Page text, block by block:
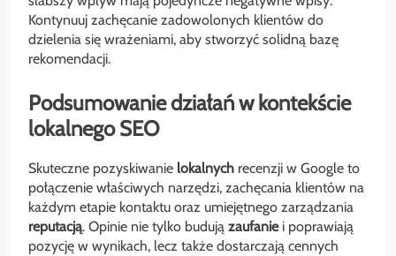
Kontynuuj zachęcanie zadowolonych klientów do
dzielenia się wrażeniami, aby stworzyć solidną bazę
rekomendacji.
Podsumowanie działań w kontekście
lokalnego SEO
Skuteczne pozyskiwanie lokalnych recenzji w Google to
połączenie właściwych narzędzi, zachęcania klientów na
każdym etapie kontaktu oraz umiejętnego zarządzania
reputacją. Opinie nie tylko budują zaufaniei poprawiają
pozycję w wynikach, lecz także dostarczają cennych